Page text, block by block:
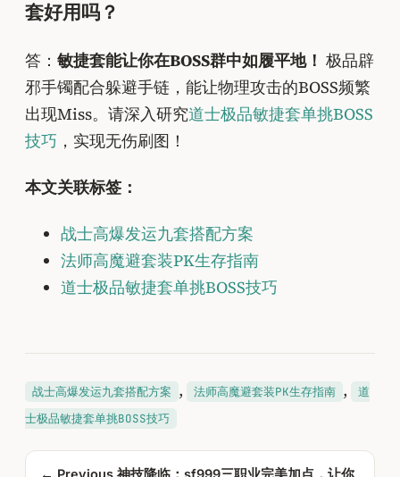
套好用吗？
答： 敏捷套能让你在BOSS群中如履平地！ 极品辟
邪手镯配合躲避手链，能让物理攻击的BOSS频繁
出现Miss。请深入研究道士极品敏捷套单挑BOSS
技巧 ，实现无伤刷图！
本文关联标签：
战士高爆发运九套搭配方案
法师高魔避套装PK生存指南
道士极品敏捷套单挑BOSS技巧
战士高爆发运九套搭配方案 , 法师高魔避套装PK生存指南 ,
道
士极品敏捷套单挑BOSS技巧